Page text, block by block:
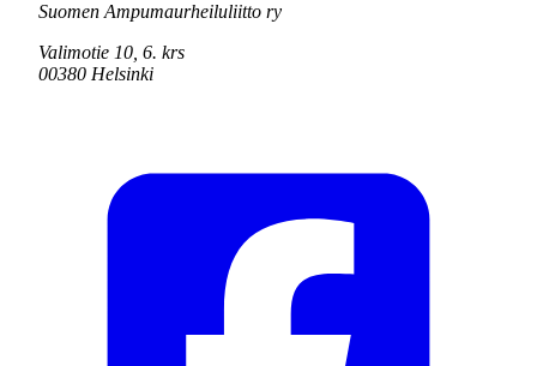
Suomen Ampumaurheiluliitto ry
Valimotie 10, 6. krs
00380 Helsinki